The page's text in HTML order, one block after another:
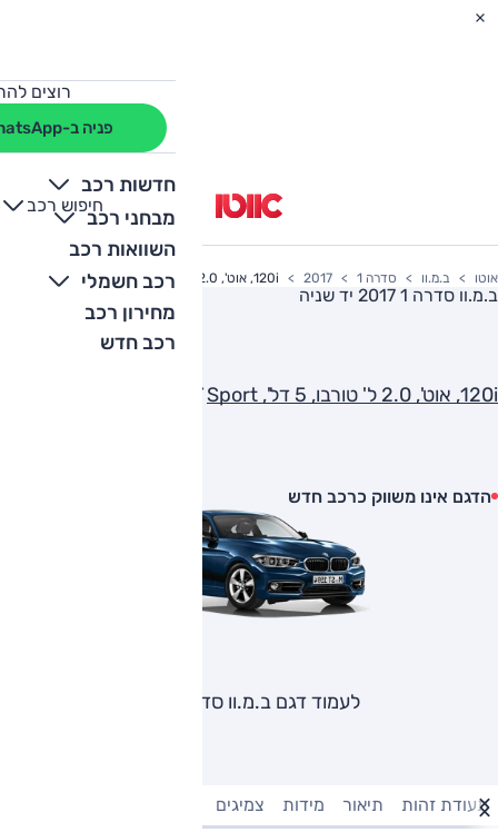
רוצים
פניה ב-WhatsApp
חדשות רכב
מבחני רכב
השוואות רכב
רכב חשמלי
מחירון רכב
רכב חדש
חיפוש רכב
+
-
אוטו ב.מ.וו סדרה 1 2017 120i, אוט', 2.0 ל' טורבו, 5 דל', Sport
ב.מ.וו סדרה 1 2017 יד שניה
120i, אוט', 2.0 ל' טורבו, 5 דל', Sport
הדגם אינו משווק כרכב חדש
לעמוד דגם ב.מ.וו סדרה 1
תעודת זהות תיאור מידות צמיגים